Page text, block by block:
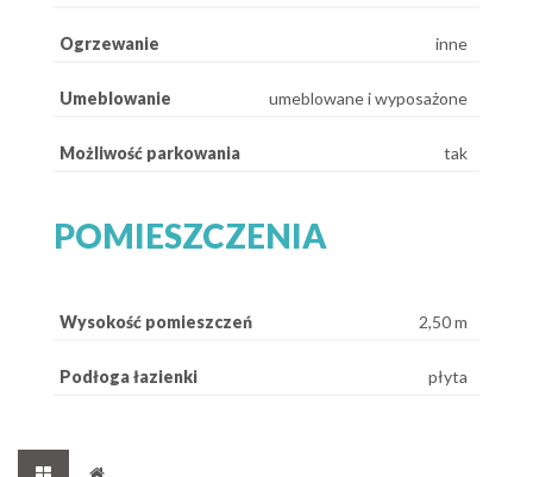
Ogrzewanie inne
Umeblowanie umeblowane i wyposażone
Możliwość parkowania tak
POMIESZCZENIA
Wysokość pomieszczeń 2,50 m
Podłoga łazienki płyta